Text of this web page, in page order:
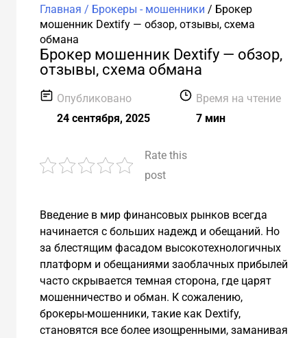
Главная / Брокеры - мошенники / Брокер
мошенник Dextify — обзор, отзывы, схема
обмана
Брокер мошенник Dextify — обзор,
отзывы, схема обмана
Опубликовано
24 сентября, 2025
Время на чтение
7 мин
Rate this
post
Введение в мир финансовых рынков всегда
начинается с больших надежд и обещаний. Но
за блестящим фасадом высокотехнологичных
платформ и обещаниями заоблачных прибылей
часто скрывается темная сторона, где царят
мошенничество и обман. К сожалению,
брокеры-мошенники, такие как Dextify,
становятся все более изощренными, заманивая